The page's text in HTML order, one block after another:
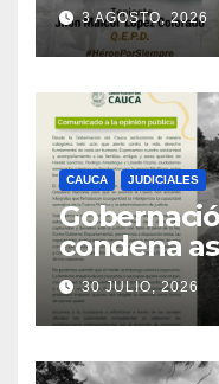
3 AGOSTO, 2026
CAUCA JUDICIALES
condena
ciudadanos y exige
urgentes
Nacional
30 JULIO, 2026